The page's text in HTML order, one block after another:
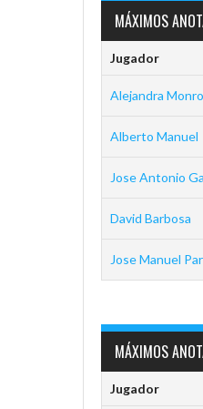
MÁXIMOS
Jugador
Alejandra
Alberto Manuel
Jose Antonio
David Barbosa
Jose Manuel
MÁXIMOS
Jugador